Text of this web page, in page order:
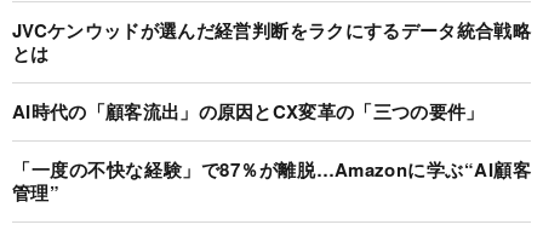
JVCケンウッドが選んだ経営判断をラクにするデータ統合戦略
とは
AI時代の「顧客流出」の原因とCX変革の「三つの要件」
「一度の不快な経験」で87％が離脱…Amazonに学ぶ“AI顧客
管理”